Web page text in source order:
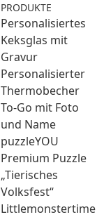
PRODUKTE
Personalisiertes
Keksglas mit
Gravur
Personalisierter
Thermobecher
To-Go mit Foto
und Name
puzzleYOU
Premium Puzzle
„Tierisches
Volksfest“
Littlemonstertime